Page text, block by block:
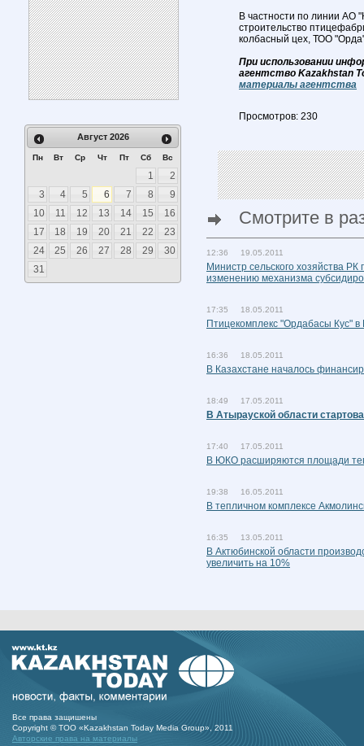
Август 2026
Пн Вт Ср Чт Пт Сб Вс
1
2
3
4 5 6 7 8
9
10
11 12 13 14 15
16
17
18 19 20 21 22
23
24
25 26 27 28 29
30
31
В частности по линии АО
строительство
колбасный цех, ТОО
При использовании
агентство Kazakhstan
материалы агентства
Просмотров: 230
Смотрите в
12:36 19.05.2011
Министр сельского хозяйства
изменению механизма
17:35 18.05.2011
Птицекомплекс "Ордабасы Кус"
16:36 18.05.2011
В Казахстане началось
18:49 17.05.2011
В Атырауской области
17:40 17.05.2011
В ЮКО расширяются площади
19:38 16.05.2011
В тепличном комплексе
16:35 13.05.2011
В Актюбинской области
увеличить на 10%
Все права защишены
Copyright © ТОО «Kazakhstan Today Media Group», 2011
Авторские права на материалы